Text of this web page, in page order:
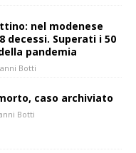
nel modenese
decessi. Superati i 50
pandemia
Botti
caso archiviato
Botti